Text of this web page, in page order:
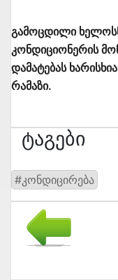
გამოცდილი
კონდიციონერის
დამატებას
რამაზი.
Ტაგები
#კონდიცირება